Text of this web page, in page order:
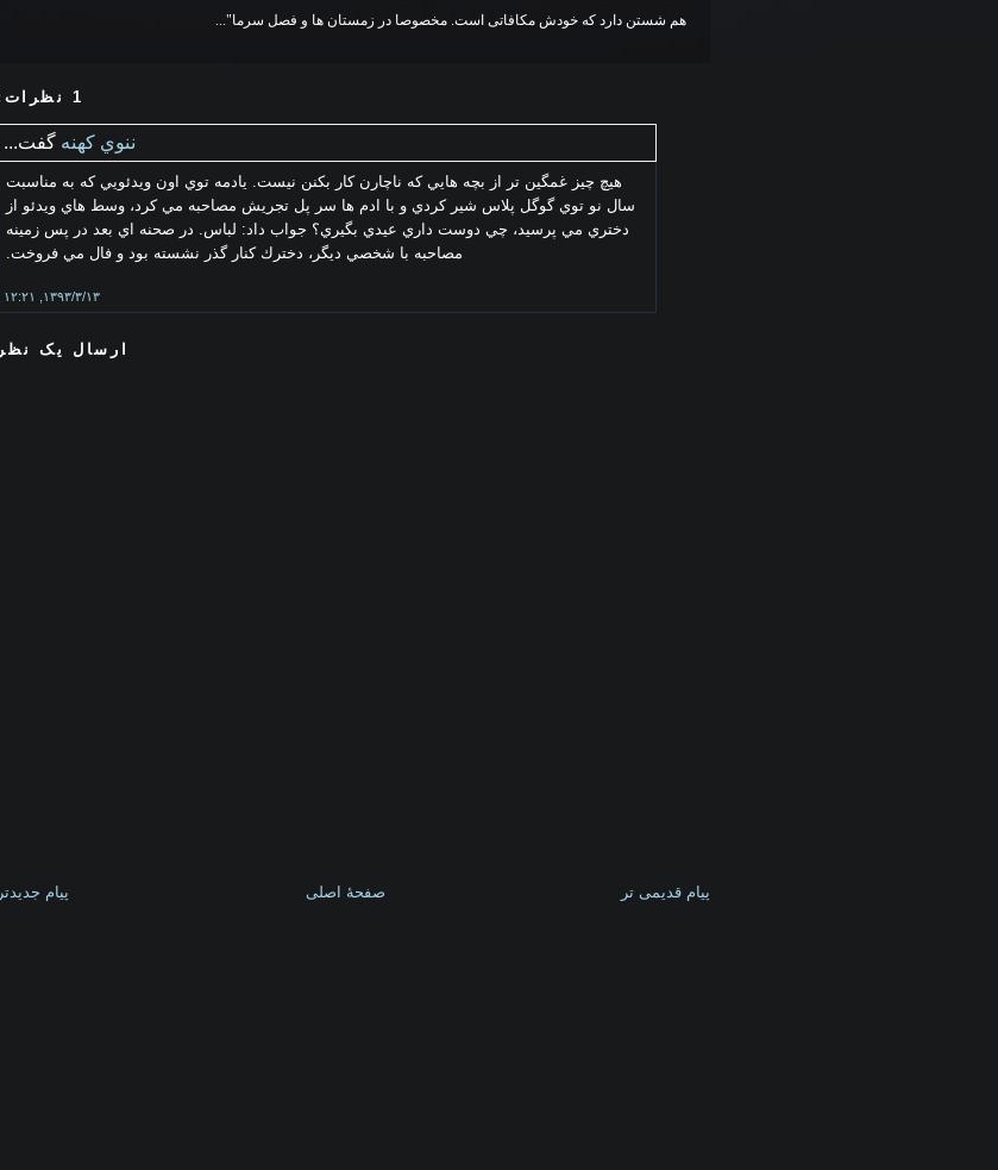
هم شستن دارد که خودش مکافاتی است. مخصوصا در زمستان ها و فصل سرما"...
1 نظرات:
ننوي كهنه گفت...
هيچ چيز غمگين تر از بچه هايي كه ناچارن كار بكنن نيست. يادمه توي اون ويدئويي كه به مناسبت
سال نو توي گوگل پلاس شير كردي و با ادم ها سر پل تجريش مصاحبه مي كرد، وسط هاي ويدئو از
دختري مي پرسيد، چي دوست داري عيدي بگيري؟ جواب داد: لباس. در صحنه اي بعد در پس زمينه
مصاحبه با شخصي ديگر، دخترك كنار گذر نشسته بود و فال مي فروخت.
۱۳۹۳/۳/۱۳, ۱۲:۲۱
ارسال یک نظر
پیام جدیدتر پیام قدیمی تر صفحهٔ اصلی